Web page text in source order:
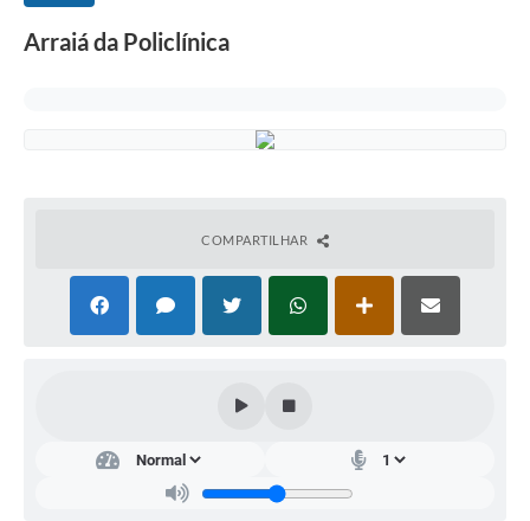
Contas Públicas
Arraiá da Policlínica
COMPARTILHAR